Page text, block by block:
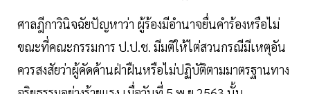
ศาลฎีกาวินิจฉัยปัญหาว่า ผู้ร้องมีอำนาจยื่นคำร้องหรือไม่
ขณะที่คณะกรรมการ ป.ป.ช. มีมติให้ไต่สวนกรณีมีเหตุอัน
ควรสงสัยว่าผู้คัดค้านฝ่าฝืนหรือไม่ปฏิบัติตามมาตรฐานทาง